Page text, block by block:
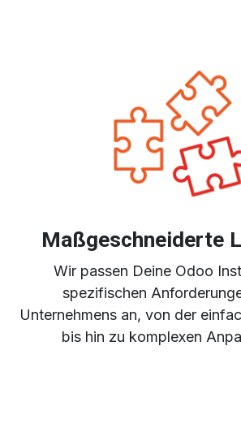
Maßgeschneiderte
Wir passen Deine Odoo
spezifischen
Unternehmens an, von der
bis hin zu komplexen